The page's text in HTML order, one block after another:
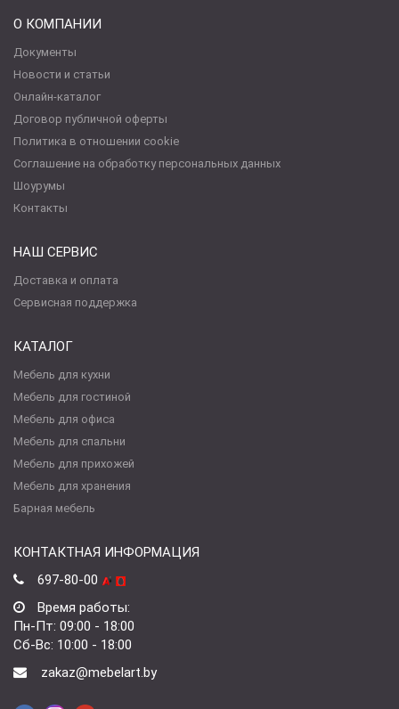
О КОМПАНИИ
Документы
Новости и статьи
Онлайн-каталог
Договор публичной оферты
Политика в отношении cookie
Соглашение на обработку персональных данных
Шоурумы
Контакты
НАШ СЕРВИС
Доставка и оплата
Сервисная поддержка
КАТАЛОГ
Мебель для кухни
Мебель для гостиной
Мебель для офиса
Мебель для спальни
Мебель для прихожей
Мебель для хранения
Барная мебель
КОНТАКТНАЯ ИНФОРМАЦИЯ
697-80-00
Время работы:
Пн-Пт: 09:00 - 18:00
Сб-Вс: 10:00 - 18:00
zakaz@mebelart.by